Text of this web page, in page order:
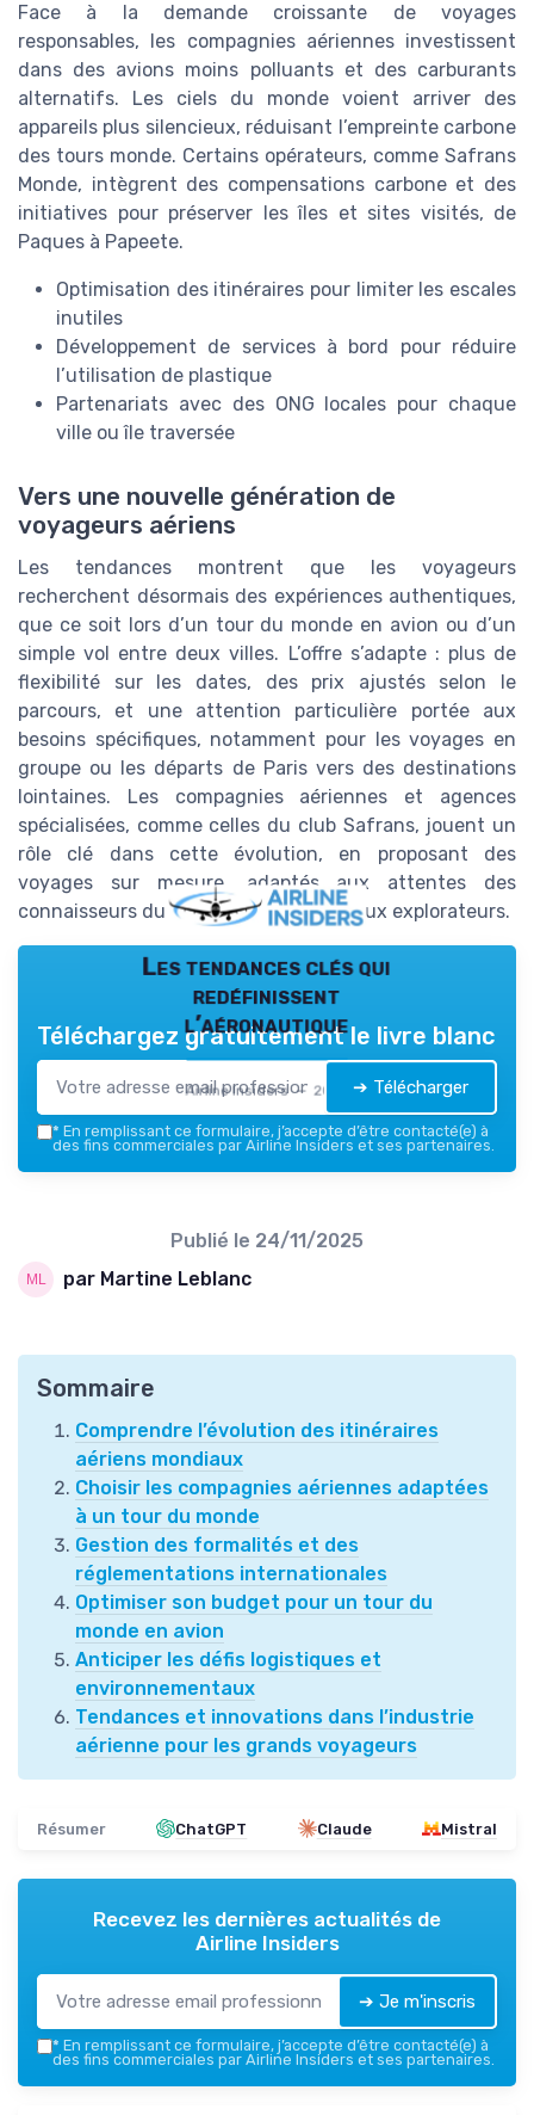
Face à la demande croissante de voyages
responsables, les compagnies aériennes investissent
dans des avions moins polluants et des carburants
alternatifs. Les ciels du monde voient arriver des
appareils plus silencieux, réduisant l’empreinte carbone
des tours monde. Certains opérateurs, comme Safrans
Monde, intègrent des compensations carbone et des
initiatives pour préserver les îles et sites visités, de
Paques à Papeete.
Optimisation des itinéraires pour limiter les escales
inutiles
Développement de services à bord pour réduire
l’utilisation de plastique
Partenariats avec des ONG locales pour chaque
ville ou île traversée
Vers une nouvelle génération de
voyageurs aériens
Les tendances montrent que les voyageurs
recherchent désormais des expériences authentiques,
que ce soit lors d’un tour du monde en avion ou d’un
simple vol entre deux villes. L’offre s’adapte : plus de
flexibilité sur les dates, des prix ajustés selon le
parcours, et une attention particulière portée aux
besoins spécifiques, notamment pour les voyages en
groupe ou les départs de Paris vers des destinations
lointaines. Les compagnies aériennes et agences
spécialisées, comme celles du club Safrans, jouent un
rôle clé dans cette évolution, en proposant des
voyages sur mesure, adaptés aux attentes des
connaisseurs du monde et des nouveaux explorateurs.
Les tendances clés qui
redéfinissent
l’aéronautique
Airline Insiders — 2026
Téléchargez gratuitement le livre blanc
➔ Télécharger
* En remplissant ce formulaire, j’accepte d’être contacté(e) à
des fins commerciales par Airline Insiders et ses partenaires.
Publié le 24/11/2025
par Martine Leblanc
Sommaire
Comprendre l’évolution des itinéraires
aériens mondiaux
Choisir les compagnies aériennes adaptées
à un tour du monde
Gestion des formalités et des
réglementations internationales
Optimiser son budget pour un tour du
monde en avion
Anticiper les défis logistiques et
environnementaux
Tendances et innovations dans l’industrie
aérienne pour les grands voyageurs
Résumer ChatGPT Claude Mistral
Recevez les dernières actualités de
Airline Insiders
➔ Je m'inscris
* En remplissant ce formulaire, j’accepte d’être contacté(e) à
des fins commerciales par Airline Insiders et ses partenaires.